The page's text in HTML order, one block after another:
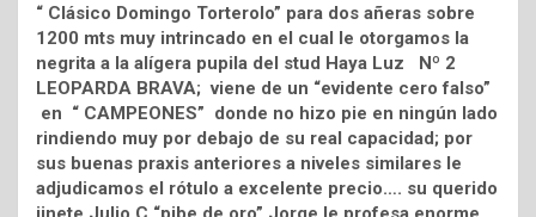
“ Clásico Domingo Torterolo” para dos añeras sobre
1200 mts muy intrincado en el cual le otorgamos la
negrita a la alígera pupila del stud Haya Luz Nº 2
LEOPARDA BRAVA; viene de un “evidente cero falso”
en “ CAMPEONES” donde no hizo pie en ningún lado
rindiendo muy por debajo de su real capacidad; por
sus buenas praxis anteriores a niveles similares le
adjudicamos el rótulo a excelente precio…. su querido